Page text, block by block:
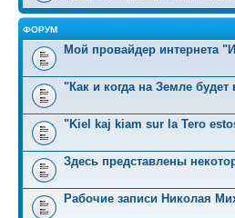
ФОРУМ
Мой провайдер интернета
"Как и когда на Земле
"Kiel kaj kiam sur la Tero
Здесь представлены
Рабочие записи Николая